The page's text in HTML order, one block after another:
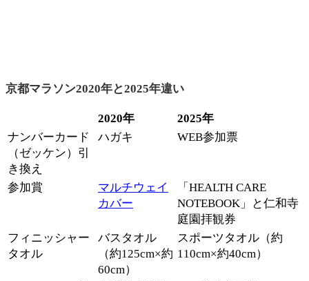
京都マラソン2020年と2025年違い
2020年
2025年
ナンバーカード
（ゼッケン）引
き換え
ハガキ WEB参加票
参加賞
マルチウェイ
カバー
「HEALTH CARE
NOTEBOOK」と仁和寺
庭園拝観券
フィニッシャー
タオル
バスタオル
（約125cm×約
60cm）
スポーツタオル（約
110cm×約40cm）